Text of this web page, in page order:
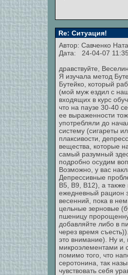
Re: Ситуация!
Автор: Савченко
Дата: 24-04-07 11:35
дравствуйте,
Я изучала метод
Бутейко, который
(мой муж ездил с
входящих в курс
что на паузе 30-40
ее выраженности
употребляли до
систему (сигареты
плаксивости,
вещества, которые
самый разумный
подробно осудим
Возможно, у вас
Депрессивные
В5, В9, В12), а также
ежедневный рацион
весенний, пока в
цельные зерновые
пшеницу
добавляйте либо в
через время
это внимание). Ну
микроэлементами и
помимо того, что
серотонина, так
чувствовать себя